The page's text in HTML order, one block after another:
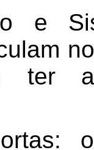
e
ter